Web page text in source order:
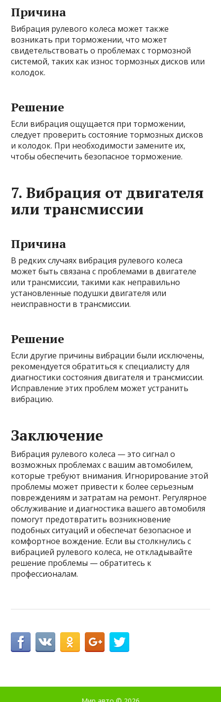
Причина
Вибрация рулевого колеса может также
возникать при торможении, что может
свидетельствовать о проблемах с тормозной
системой, таких как износ тормозных дисков или
колодок.
Решение
Если вибрация ощущается при торможении,
следует проверить состояние тормозных дисков
и колодок. При необходимости замените их,
чтобы обеспечить безопасное торможение.
7. Вибрация от двигателя
или трансмиссии
Причина
В редких случаях вибрация рулевого колеса
может быть связана с проблемами в двигателе
или трансмиссии, такими как неправильно
установленные подушки двигателя или
неисправности в трансмиссии.
Решение
Если другие причины вибрации были исключены,
рекомендуется обратиться к специалисту для
диагностики состояния двигателя и трансмиссии.
Исправление этих проблем может устранить
вибрацию.
Заключение
Вибрация рулевого колеса — это сигнал о
возможных проблемах с вашим автомобилем,
которые требуют внимания. Игнорирование этой
проблемы может привести к более серьезным
повреждениям и затратам на ремонт. Регулярное
обслуживание и диагностика вашего автомобиля
помогут предотвратить возникновение
подобных ситуаций и обеспечат безопасное и
комфортное вождение. Если вы столкнулись с
вибрацией рулевого колеса, не откладывайте
решение проблемы — обратитесь к
профессионалам.